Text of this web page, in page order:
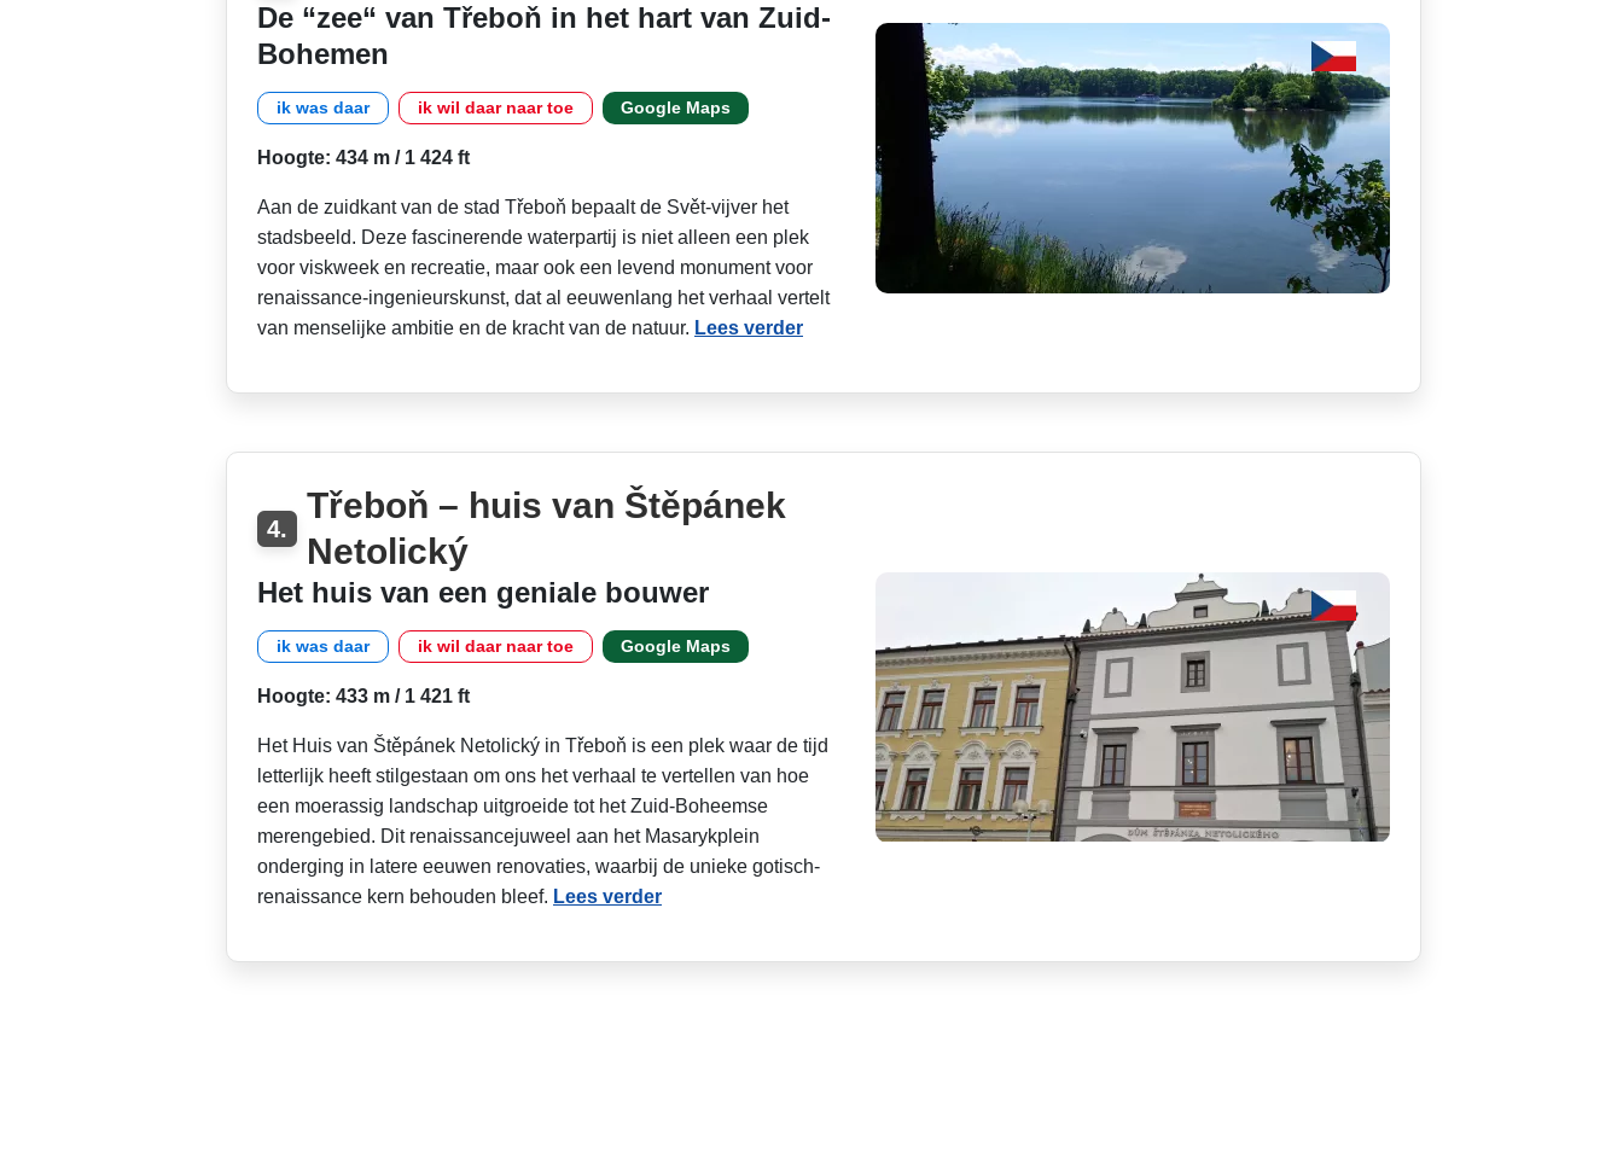
De “zee“ van Třeboň in het hart van Zuid-
Bohemen
ik was daar ik wil daar naar toe Google Maps
Hoogte: 434 m / 1 424 ft
Aan de zuidkant van de stad Třeboň bepaalt de Svět-vijver het
stadsbeeld. Deze fascinerende waterpartij is niet alleen een plek
voor viskweek en recreatie, maar ook een levend monument voor
renaissance-ingenieurskunst, dat al eeuwenlang het verhaal vertelt
van menselijke ambitie en de kracht van de natuur. Lees verder
4.
Třeboň – huis van Štěpánek
Netolický
Het huis van een geniale bouwer
ik was daar ik wil daar naar toe Google Maps
Hoogte: 433 m / 1 421 ft
Het Huis van Štěpánek Netolický in Třeboň is een plek waar de tijd
letterlijk heeft stilgestaan om ons het verhaal te vertellen van hoe
een moerassig landschap uitgroeide tot het Zuid-Boheemse
merengebied. Dit renaissancejuweel aan het Masarykplein
onderging in latere eeuwen renovaties, waarbij de unieke gotisch-
renaissance kern behouden bleef. Lees verder